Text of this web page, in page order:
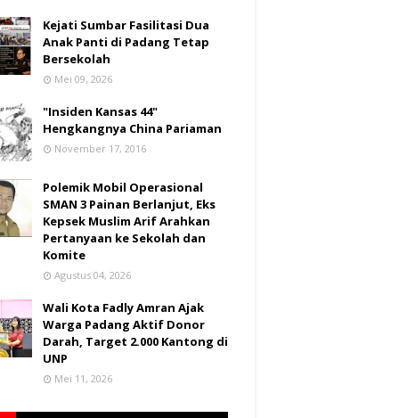
Kejati Sumbar Fasilitasi Dua
Anak Panti di Padang Tetap
Bersekolah
Mei 09, 2026
"Insiden Kansas 44"
Hengkangnya China Pariaman
November 17, 2016
Polemik Mobil Operasional
SMAN 3 Painan Berlanjut, Eks
Kepsek Muslim Arif Arahkan
Pertanyaan ke Sekolah dan
Komite
Agustus 04, 2026
Wali Kota Fadly Amran Ajak
Warga Padang Aktif Donor
Darah, Target 2.000 Kantong di
UNP
Mei 11, 2026